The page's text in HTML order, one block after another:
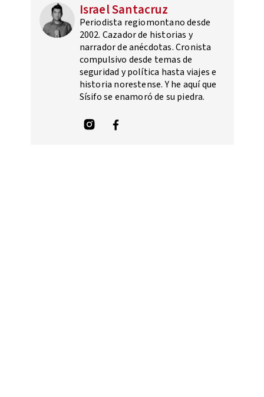
Israel Santacruz
Periodista regiomontano desde
2002. Cazador de historias y
narrador de anécdotas. Cronista
compulsivo desde temas de
seguridad y política hasta viajes e
historia norestense. Y he aquí que
Sísifo se enamoró de su piedra.